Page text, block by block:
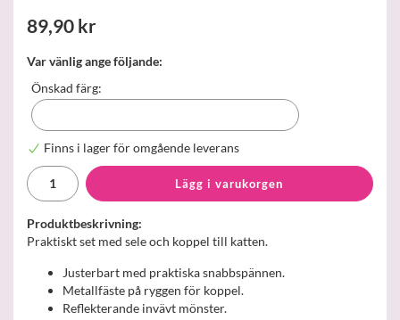
89,90 kr
Var vänlig ange följande:
Önskad färg:
Finns i lager för omgående leverans
Lägg i varukorgen
Produktbeskrivning:
Praktiskt set med sele och koppel till katten.
Justerbart med praktiska snabbspännen.
Metallfäste på ryggen för koppel.
Reflekterande invävt mönster.